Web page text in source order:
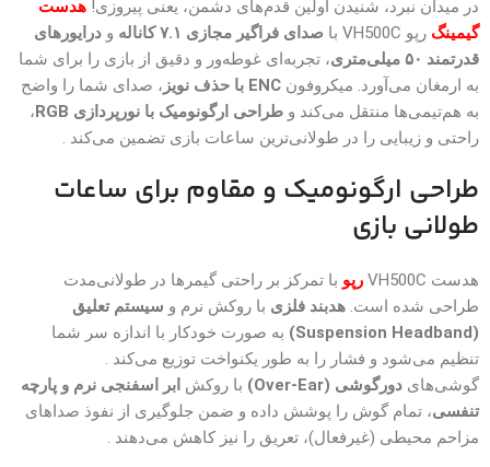
در میدان نبرد، شنیدن اولین قدم‌های دشمن، یعنی پیروزی! هدست
گیمینگ رپو VH500C با صدای فراگیر مجازی ۷.۱ کاناله و درایورهای
قدرتمند ۵۰ میلی‌متری
، تجربه‌ای غوطه‌ور و دقیق از بازی را برای شما
به ارمغان می‌آورد. میکروفون ENC با حذف نویز
، صدای شما را واضح
به هم‌تیمی‌ها منتقل می‌کند و طراحی ارگونومیک با نورپردازی RGB
،
راحتی و زیبایی را در طولانی‌ترین ساعات بازی تضمین می‌کند .
طراحی ارگونومیک و مقاوم برای ساعات
طولانی بازی
هدست VH500C رپو با تمرکز بر راحتی گیمرها در طولانی‌مدت
طراحی شده است. هدبند فلزی با روکش نرم و سیستم تعلیق
(Suspension Headband)
به صورت خودکار با اندازه سر شما
تنظیم می‌شود و فشار را به طور یکنواخت توزیع می‌کند .
گوشی‌های دورگوشی (Over-Ear) با روکش ابر اسفنجی نرم و پارچه
تنفسی، تمام گوش را پوشش داده و ضمن جلوگیری از نفوذ صداهای
مزاحم محیطی (غیرفعال)، تعریق را نیز کاهش می‌دهند .